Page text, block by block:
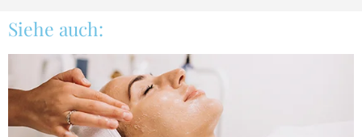
Siehe auch: